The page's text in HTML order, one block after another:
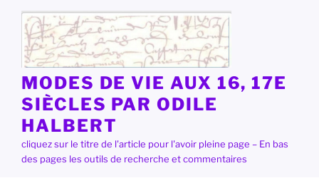
contenu
principal
MODES DE VIE AUX 16, 17E
SIÈCLES PAR ODILE
HALBERT
cliquez sur le titre de l'article pour l'avoir pleine page – En bas
des pages les outils de recherche et commentaires